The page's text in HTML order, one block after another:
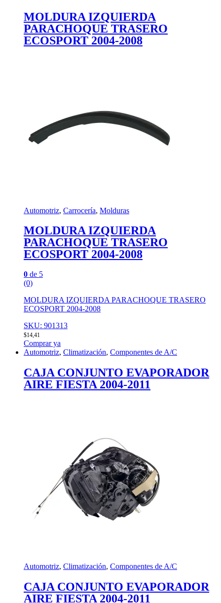
MOLDURA IZQUIERDA
PARACHOQUE TRASERO
ECOSPORT 2004-2008
Automotriz, Carrocería, Molduras
MOLDURA IZQUIERDA
PARACHOQUE TRASERO
ECOSPORT 2004-2008
0 de 5
(0)
MOLDURA IZQUIERDA PARACHOQUE TRASERO
ECOSPORT 2004-2008
SKU: 901313
$14,41
Comprar ya
Automotriz, Climatización, Componentes de A/C
CAJA CONJUNTO EVAPORADOR
AIRE FIESTA 2004-2011
Automotriz, Climatización, Componentes de A/C
CAJA CONJUNTO EVAPORADOR
AIRE FIESTA 2004-2011